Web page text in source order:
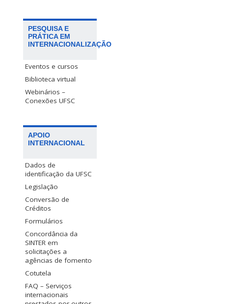
PESQUISA E
PRÁTICA EM
INTERNACIONALIZAÇÃO
Eventos e cursos
Biblioteca virtual
Webinários –
Conexões UFSC
APOIO
INTERNACIONAL
Dados de
identificação da UFSC
Legislação
Conversão de
Créditos
Formulários
Concordância da
SINTER em
solicitações a
agências de fomento
Cotutela
FAQ – Serviços
internacionais